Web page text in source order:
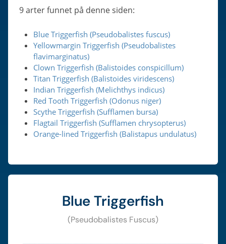
9 arter funnet på denne siden:
Blue Triggerfish (Pseudobalistes fuscus)
Yellowmargin Triggerfish (Pseudobalistes
flavimarginatus)
Clown Triggerfish (Balistoides conspicillum)
Titan Triggerfish (Balistoides viridescens)
Indian Triggerfish (Melichthys indicus)
Red Tooth Triggerfish (Odonus niger)
Scythe Triggerfish (Sufflamen bursa)
Flagtail Triggerfish (Sufflamen chrysopterus)
Orange-lined Triggerfish (Balistapus undulatus)
Blue Triggerfish
(Pseudobalistes Fuscus)